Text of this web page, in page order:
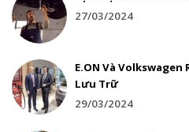
27/03/2024
E.ON Và Volkswagen
Lưu Trữ
29/03/2024